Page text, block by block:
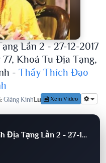
Lần 2 - 27-12-2017
Khoá Tu Địa Tạng,
- Thầy Thích Đạo
Giảng KinhLượt nghe:787
Xem Video
Tập 079, Giảng Kinh Địa Tạng Lần 2 - 27-12-2017 và Vấn Đáp Phật Pháp Kỳ 77, Khoá Tu Địa Tạng, Đại Đức Thích Đạo Thịnh